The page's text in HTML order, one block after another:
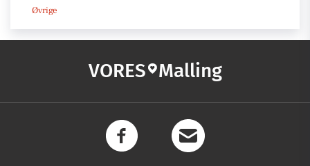
Øvrige
VORES Malling